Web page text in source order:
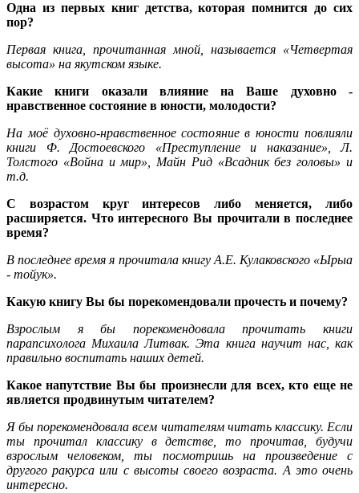
Одна из первых книг детства, которая помнится до сих
пор?
Первая книга, прочитанная мной, называется «Четвертая
высота» на якутском языке.
Какие книги оказали влияние на Ваше духовно -
нравственное состояние в юности, молодости?
На моё духовно-нравственное состояние в юности повлияли
книги Ф. Достоевского «Преступление и наказание», Л.
Толстого «Война и мир», Майн Рид «Всадник без головы» и
т.д.
С возрастом круг интересов либо меняется, либо
расширяется. Что интересного Вы прочитали в последнее
время?
В последнее время я прочитала книгу А.Е. Кулаковского «Ырыа
- тойук».
Какую книгу Вы бы порекомендовали прочесть и почему?
Взрослым я бы порекомендовала прочитать книги
парапсихолога Михаила Литвак. Эта книга научит нас, как
правильно воспитать наших детей.
Какое напутствие Вы бы произнесли для всех, кто еще не
является продвинутым читателем?
Я бы порекомендовала всем читателям читать классику. Если
ты прочитал классику в детстве, то прочитав, будучи
взрослым человеком, ты посмотришь на произведение с
другого ракурса или с высоты своего возраста. А это очень
интересно.